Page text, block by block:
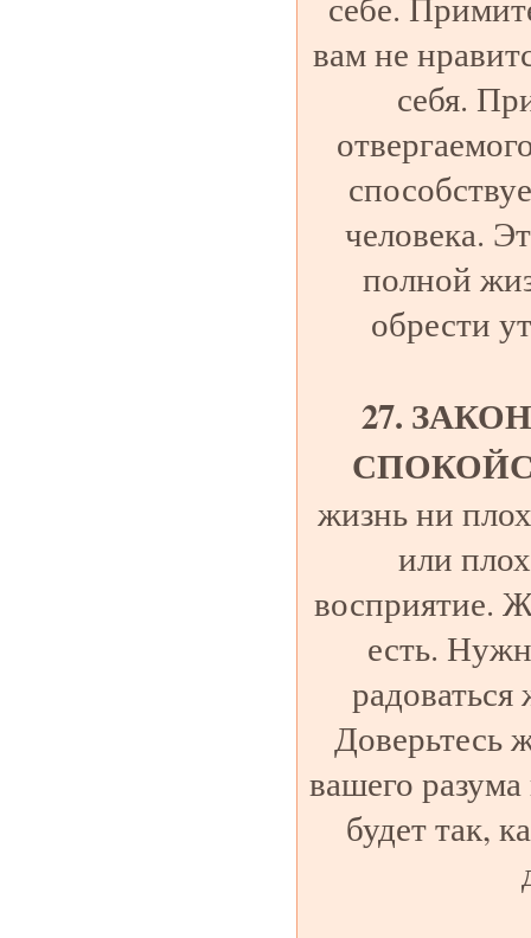
вам не
себя.
человека.
полной
обрести
27.
жизнь ни
или
восприятие.
есть.
Доверьтесь
вашего
будет так,